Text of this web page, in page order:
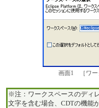
画面1 ［ワー
※注：ワークスペースのディ
文字を含む場合、CDTの機能